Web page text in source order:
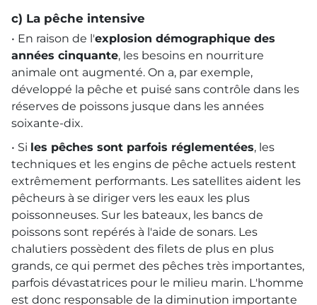
c) La pêche intensive
• En raison de l'explosion démographique des
années cinquante, les besoins en nourriture
animale ont augmenté. On a, par exemple,
développé la pêche et puisé sans contrôle dans les
réserves de poissons jusque dans les années
soixante-dix.
• Si les pêches sont parfois réglementées, les
techniques et les engins de pêche actuels restent
extrêmement performants. Les satellites aident les
pêcheurs à se diriger vers les eaux les plus
poissonneuses. Sur les bateaux, les bancs de
poissons sont repérés à l'aide de sonars. Les
chalutiers possèdent des filets de plus en plus
grands, ce qui permet des pêches très importantes,
parfois dévastatrices pour le milieu marin. L'homme
est donc responsable de la diminution importante